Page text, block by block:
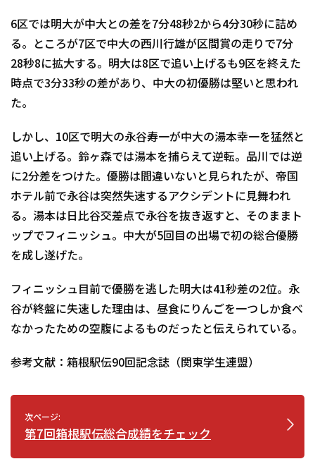
6区では明大が中大との差を7分48秒2から4分30秒に詰め
る。ところが7区で中大の西川行雄が区間賞の走りで7分
28秒8に拡大する。明大は8区で追い上げるも9区を終えた
時点で3分33秒の差があり、中大の初優勝は堅いと思われ
た。
しかし、10区で明大の永谷寿一が中大の湯本幸一を猛然と
追い上げる。鈴ヶ森では湯本を捕らえて逆転。品川では逆
に2分差をつけた。優勝は間違いないと見られたが、帝国
ホテル前で永谷は突然失速するアクシデントに見舞われ
る。湯本は日比谷交差点で永谷を抜き返すと、そのままト
ップでフィニッシュ。中大が5回目の出場で初の総合優勝
を成し遂げた。
フィニッシュ目前で優勝を逃した明大は41秒差の2位。永
谷が終盤に失速した理由は、昼食にりんごを一つしか食べ
なかったための空腹によるものだったと伝えられている。
参考文献：箱根駅伝90回記念誌（関東学生連盟）
次ページ:
第7回箱根駅伝総合成績をチェック